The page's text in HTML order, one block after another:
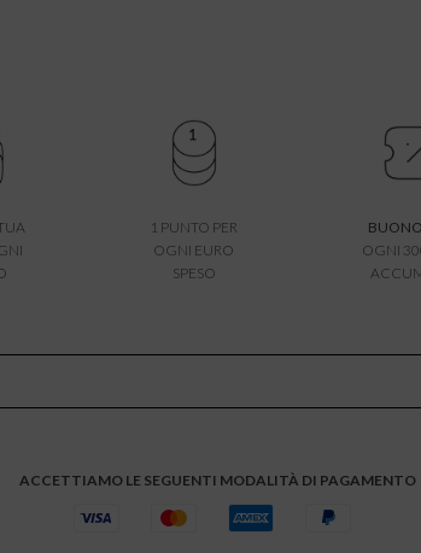
1 PUNTO PER
OGNI EURO
SPESO
OGNI
ACCETTIAMO LE SEGUENTI MODALITÀ DI PAGAMENTO